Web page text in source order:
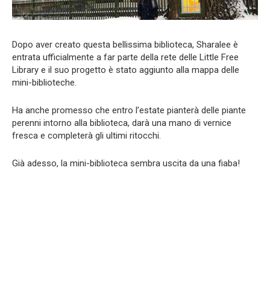
Dopo aver creato questa bellissima biblioteca, Sharalee è
entrata ufficialmente a far parte della rete delle Little Free
Library e il suo progetto è stato aggiunto alla mappa delle
mini-biblioteche.
Ha anche promesso che entro l’estate pianterà delle piante
perenni intorno alla biblioteca, darà una mano di vernice
fresca e completerà gli ultimi ritocchi.
Già adesso, la mini-biblioteca sembra uscita da una fiaba!